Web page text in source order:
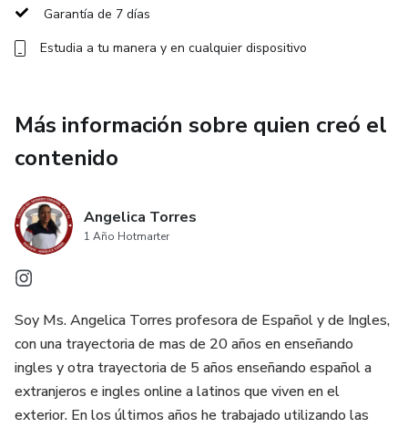
Garantía de 7 días
Estudia a tu manera y en cualquier dispositivo
Más información sobre quien creó el
contenido
Angelica Torres
1 Año Hotmarter
Soy Ms. Angelica Torres profesora de Español y de Ingles,
con una trayectoria de mas de 20 años en enseñando
ingles y otra trayectoria de 5 años enseñando español a
extranjeros e ingles online a latinos que viven en el
exterior. En los últimos años he trabajado utilizando las